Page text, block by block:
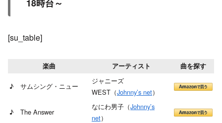
18時台～
[su_table]
楽曲 アーティスト 曲を探す
♪ サムシング・ニュー
ジャニーズ
WEST（Johnny’s net）
♪ The Answer
なにわ男子（Johnny’s
net）